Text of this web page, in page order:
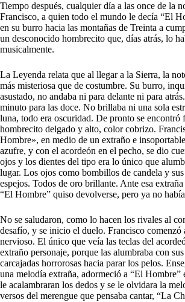
Tiempo después, cualquier día a las once de la
Francisco, a quien todo el mundo le decía “El
en su burro hacia las montañas de Treinta a
un desconocido hombrecito que, días atrás, lo
musicalmente.
La Leyenda relata que al llegar a la Sierra, la
más misteriosa que de costumbre. Su burro,
asustado, no andaba ni para delante ni para
minuto para las doce. No brillaba ni una sola
luna, todo era oscuridad. De pronto se encontró
hombrecito delgado y alto, color cobrizo.
Hombre», en medio de un extraño e
azufre, y con el acordeón en el pecho, se dio
ojos y los dientes del tipo era lo único que
lugar. Los ojos como bombillos de candela y
espejos. Todos de oro brillante. Ante esa extraña
“El Hombre” quiso devolverse, pero ya no
No se saludaron, como lo hacen los rivales al
desafío, y se inicio el duelo. Francisco comenzó
nervioso. El único que veía las teclas del
extraño personaje, porque las alumbraba con
carcajadas horrorosas hacia parar los pelos.
una melodía extraña, adormeció a “El Hombre”
le acalambraran los dedos y se le olvidara la
versos del merengue que pensaba cantar, “La